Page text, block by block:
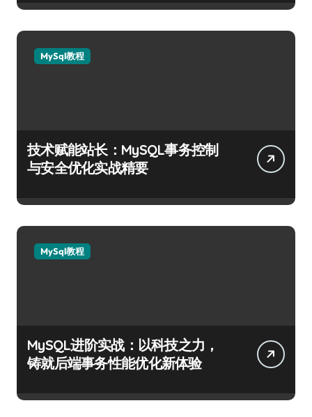
MySql教程
技术赋能站长：MySQL事务控制
与安全优化实战精要
MySql教程
MySQL进阶实战：以科技之力，
铸就后端事务性能优化新体验